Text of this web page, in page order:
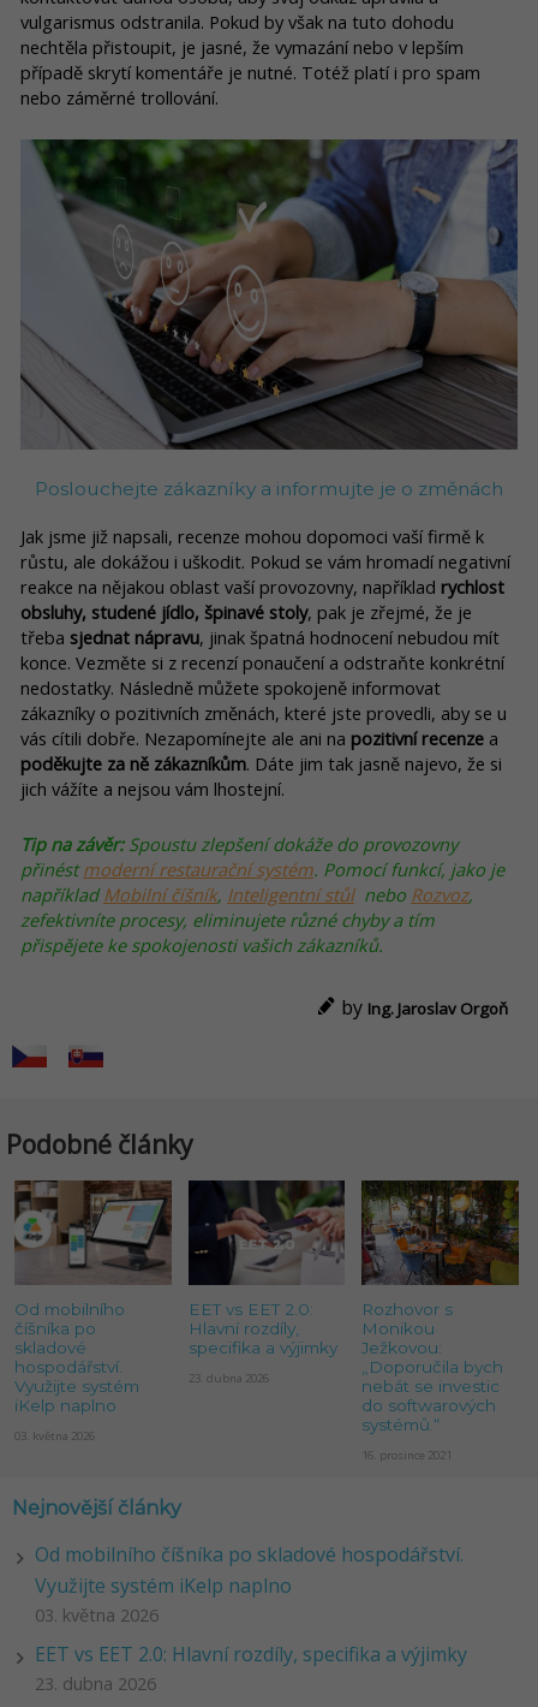
vulgarismus odstranila. Pokud by však na tuto dohodu
nechtěla přistoupit, je jasné, že vymazání nebo v lepším
případě skrytí komentáře je nutné. Totéž platí i pro spam
nebo záměrné trollování.
Poslouchejte zákazníky a informujte je o změnách
Jak jsme již napsali, recenze mohou dopomoci vaší firmě k
růstu, ale dokážou i uškodit. Pokud se vám hromadí negativní
reakce na nějakou oblast vaší provozovny, například rychlost
obsluhy, studené jídlo, špinavé stoly, pak je zřejmé, že je
třeba sjednat nápravu, jinak špatná hodnocení nebudou mít
konce. Vezměte si z recenzí ponaučení a odstraňte konkrétní
nedostatky. Následně můžete spokojeně informovat
zákazníky o pozitivních změnách, které jste provedli, aby se u
vás cítili dobře. Nezapomínejte ale ani na pozitivní recenze a
poděkujte za ně zákazníkům. Dáte jim tak jasně najevo, že si
jich vážíte a nejsou vám lhostejní.
Tip na závěr:Spoustu zlepšení dokáže do provozovny
přinéstmoderní restaurační systém. Pomocí funkcí, jako je
například Mobilní číšník, Inteligentní stůlnebo Rozvoz,
zefektivníte procesy, eliminujete různé chyby a tím
přispějete ke spokojenosti vašich zákazníků.
by Ing. Jaroslav Orgoň
Podobné články
Od mobilního
číšníka po
skladové
hospodářství.
Využijte systém
iKelp naplno
03. května 2026
EET vs EET 2.0:
Hlavní rozdíly,
specifika a výjimky
23. dubna 2026
Rozhovor s
Monikou
Ježkovou:
„Doporučila bych
nebát se investic
do softwarových
systémů.“
16. prosince 2021
Nejnovější články
Od mobilního číšníka po skladové hospodářství.
Využijte systém iKelp naplno
03. května 2026
EET vs EET 2.0: Hlavní rozdíly, specifika a výjimky
23. dubna 2026